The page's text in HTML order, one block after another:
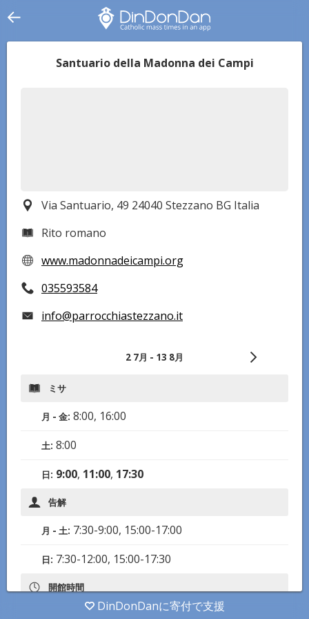
Santuario della Madonna dei Campi
Via Santuario, 49 24040 Stezzano BG Italia
Rito romano
www.madonnadeicampi.org
035593584
info@parrocchiastezzano.it
2 7月 - 13 8月
ミサ
月 - 金: 8:00, 16:00
土: 8:00
日: 9:00, 11:00, 17:30
告解
月 - 土: 7:30-9:00, 15:00-17:00
日: 7:30-12:00, 15:00-17:30
開館時間
7:00-12:00 ,14:00-19:00
DinDonDanに寄付で支援